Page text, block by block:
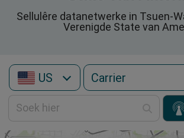
Sellulêre datanetwerke in Tsuen-
Verenigde State van
US